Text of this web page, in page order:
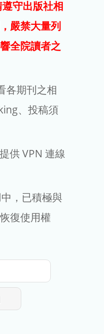
費
守出版社相
嚴禁大量列
全院讀者之
各期刊之相
、投稿須
供 VPN 連線
，已積極與
復使用權